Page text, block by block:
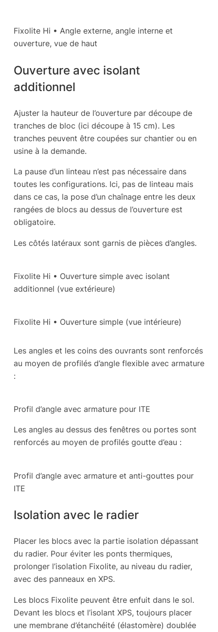
Fixolite Hi • Angle externe, angle interne et
ouverture, vue de haut
Ouverture avec isolant
additionnel
Ajuster la hauteur de l’ouverture par découpe de
tranches de bloc (ici découpe à 15 cm). Les
tranches peuvent être coupées sur chantier ou en
usine à la demande.
La pause d’un linteau n’est pas nécessaire dans
toutes les configurations. Ici, pas de linteau mais
dans ce cas, la pose d’un chaînage entre les deux
rangées de blocs au dessus de l’ouverture est
obligatoire.
Les côtés latéraux sont garnis de pièces d’angles.
Fixolite Hi • Ouverture simple avec isolant
additionnel (vue extérieure)
Fixolite Hi • Ouverture simple (vue intérieure)
Les angles et les coins des ouvrants sont renforcés
au moyen de profilés d’angle flexible avec armature
:
Profil d’angle avec armature pour ITE
Les angles au dessus des fenêtres ou portes sont
renforcés au moyen de profilés goutte d’eau :
Profil d’angle avec armature et anti-gouttes pour
ITE
Isolation avec le radier
Placer les blocs avec la partie isolation dépassant
du radier. Pour éviter les ponts thermiques,
prolonger l’isolation Fixolite, au niveau du radier,
avec des panneaux en XPS.
Les blocs Fixolite peuvent être enfuit dans le sol.
Devant les blocs et l’isolant XPS, toujours placer
une membrane d’étanchéité (élastomère) doublée